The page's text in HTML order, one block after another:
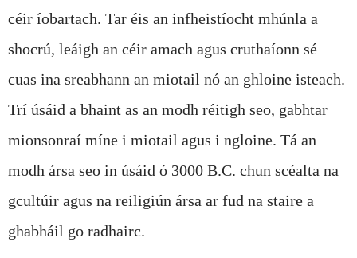
céir íobartach. Tar éis an infheistíocht mhúnla a
shocrú, leáigh an céir amach agus cruthaíonn sé
cuas ina sreabhann an miotail nó an ghloine isteach.
Trí úsáid a bhaint as an modh réitigh seo, gabhtar
mionsonraí míne i miotail agus i ngloine. Tá an
modh ársa seo in úsáid ó 3000 B.C. chun scéalta na
gcultúir agus na reiligiún ársa ar fud na staire a
ghabháil go radhairc.